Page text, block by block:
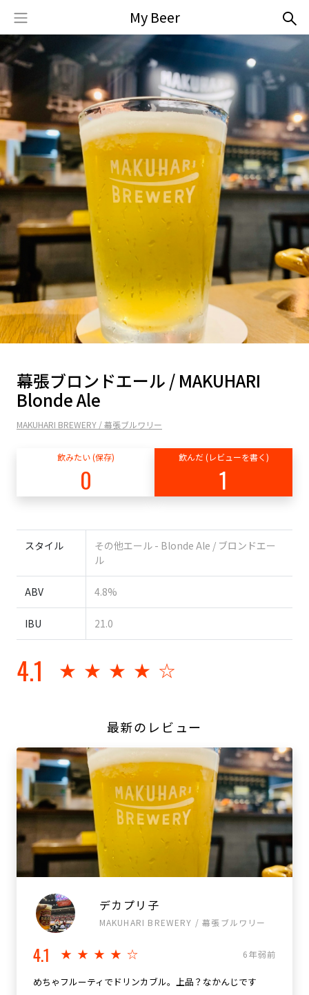
My Beer
幕張ブロンドエール / MAKUHARI
Blonde Ale
MAKUHARI BREWERY / 幕張ブルワリー
飲みたい (保存)
0
飲んだ (レビューを書く)
1
スタイル
その他エール - Blonde Ale / ブロンドエー
ル
ABV 4.8%
IBU 21.0
4.1 ★★★★☆
最新のレビュー
デカプリ子
MAKUHARI BREWERY / 幕張ブルワリー
4.1 ★★★★☆ 6年弱前
めちゃフルーティでドリンカブル。上品？なかんじです